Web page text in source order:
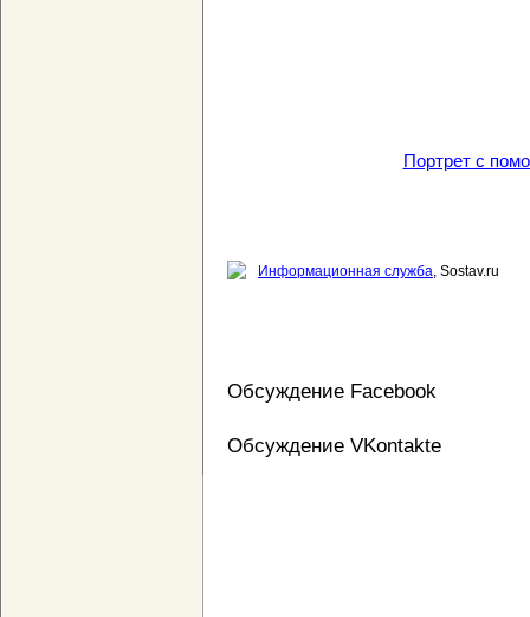
Портрет с
Информационная служба, Sostav.ru
Обсуждение Facebook
Обсуждение VKontakte